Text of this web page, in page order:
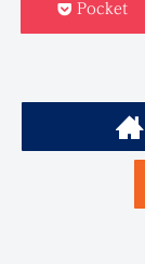
Pocket